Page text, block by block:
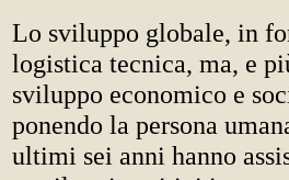
Lo sviluppo globale, in
logistica tecnica, ma, e
sviluppo economico e
ponendo la persona
ultimi sei anni hanno